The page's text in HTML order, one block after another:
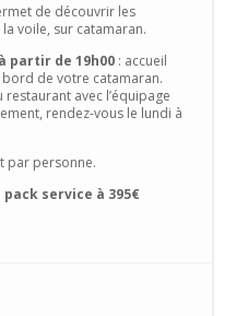
de découvrir les
voile, sur catamaran.
à partir de 19h00 : accueil
de votre catamaran.
avec l’équipage
rendez-vous le lundi à
par personne.
service à 395€